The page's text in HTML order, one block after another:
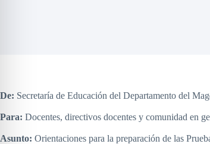
De: Secretaría de Educación del Departamento del
Para: Docentes, directivos docentes y comunidad en
Asunto: Orientaciones para la preparación de las